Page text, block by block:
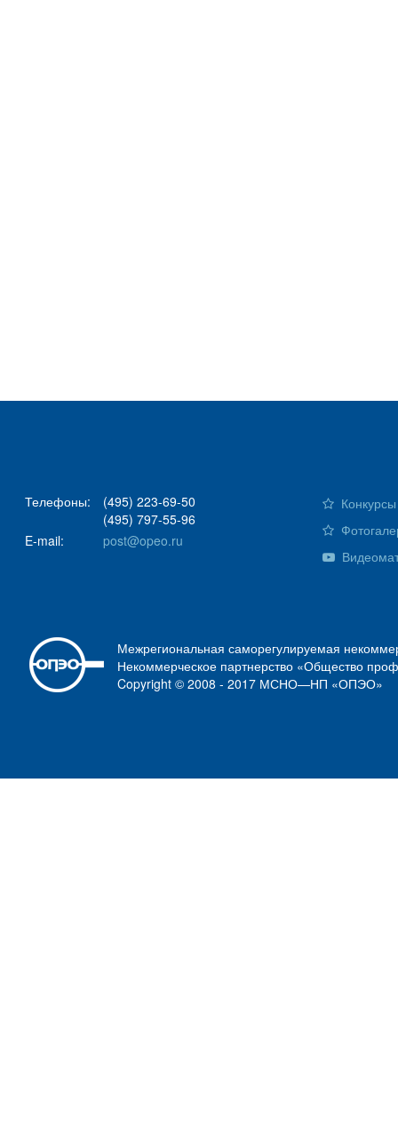
Телефоны:
(495) 223-69-50
(495) 797-55-96
E-mail:
post@opeo.ru
Межрегиональная саморегулируемая
Некоммерческое партнерство «Общество
Copyright © 2008 - 2017 МСНО—НП «ОПЭО»